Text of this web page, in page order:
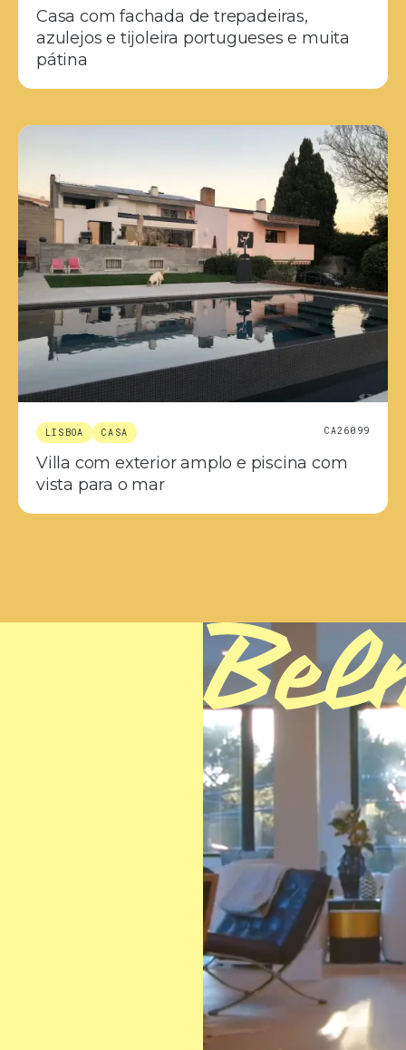
Casa com fachada de trepadeiras,
azulejos e tijoleira portugueses e muita
pátina
LISBOA CASA CA26099
Villa com exterior amplo e piscina com
vista para o mar